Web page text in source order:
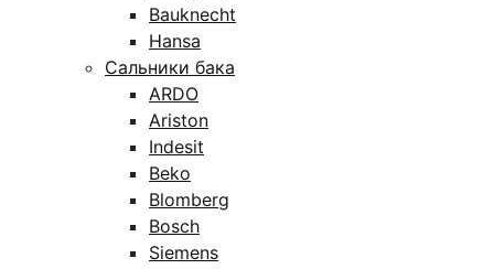
Bauknecht
Hansa
Сальники бака
ARDO
Ariston
Indesit
Beko
Blomberg
Bosch
Siemens